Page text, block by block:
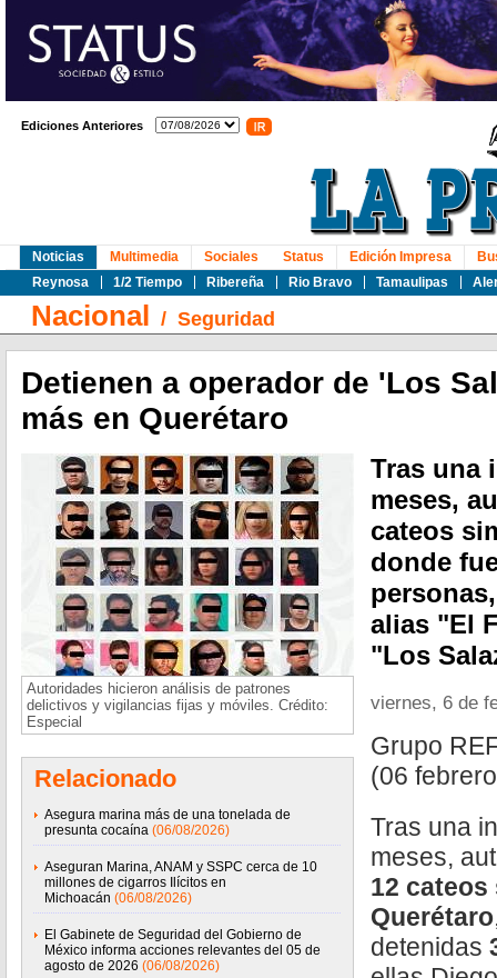
Ediciones Anteriores
Noticias
Reynosa
1/2 Tiempo Ribereña Rio Bravo Tamaulipas
Multimedia Sociales Status Edición Impresa
Nacional / Seguridad
Detienen a operador de 'Los
más en Querétaro
Autoridades hicieron análisis de patrones
delictivos y vigilancias fijas y móviles. Crédito:
Especial
Relacionado
Asegura marina más de una tonelada de
presunta cocaína (06/08/2026)
Aseguran Marina, ANAM y SSPC cerca de 10
millones de cigarros Ilícitos en
Michoacán (06/08/2026)
El Gabinete de Seguridad del Gobierno de
México informa acciones relevantes del 05 de
agosto de 2026 (06/08/2026)
Tras una
meses,
cateos
donde
alias "El
"Los
viernes, 6 de
Grupo
(06
Tras una
meses,
12
Querétaro
detenidas